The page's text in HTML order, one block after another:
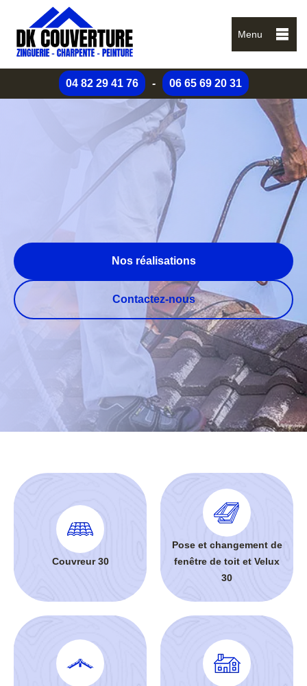
Menu
04 82 29 41 76 - 06 65 69 20 31
Nos réalisations
Contactez-nous
Couvreur 30
Pose et changement de
fenêtre de toit et Velux
30